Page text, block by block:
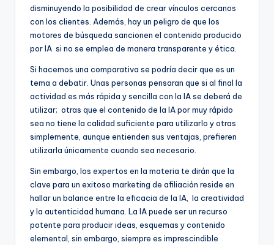
disminuyendo la posibilidad de crear vínculos cercanos
con los clientes. Además, hay un peligro de que los
motores de búsqueda sancionen el contenido producido
por IA si no se emplea de manera transparente y ética.
Si hacemos una comparativa se podría decir que es un
tema a debatir. Unas personas pensaran que si al final la
actividad es más rápida y sencilla con la IA se deberá de
utilizar; otras que el contenido de la IA por muy rápido
sea no tiene la calidad suficiente para utilizarlo y otras
simplemente, aunque entienden sus ventajas, prefieren
utilizarla únicamente cuando sea necesario.
Sin embargo, los expertos en la materia te dirán que la
clave para un exitoso marketing de afiliación reside en
hallar un balance entre la eficacia de la IA, la creatividad
y la autenticidad humana. La IA puede ser un recurso
potente para producir ideas, esquemas y contenido
elemental, sin embargo, siempre es imprescindible